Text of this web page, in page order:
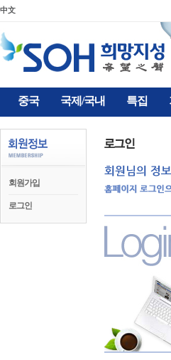
中文
중국 국제/국내 특집
회원가입
로그인